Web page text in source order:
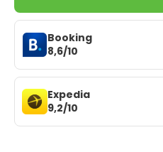
Booking
8,6/10
Expedia
9,2/10